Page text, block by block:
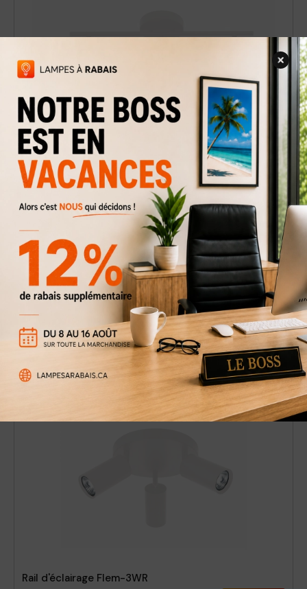
Rail d'éclairage Flem-3WT
39 $69 $ Rabais
44 $69 $ Rabais 36%
Rail d'éclairage Flem-3WR